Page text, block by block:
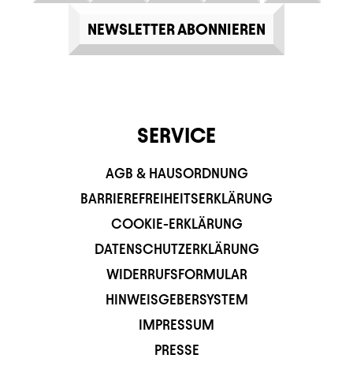
NEWSLETTER ABONNIEREN
SERVICE
AGB & HAUSORDNUNG
BARRIEREFREIHEITSERKLÄRUNG
COOKIE-ERKLÄRUNG
DATENSCHUTZERKLÄRUNG
WIDERRUFSFORMULAR
HINWEISGEBERSYSTEM
IMPRESSUM
PRESSE